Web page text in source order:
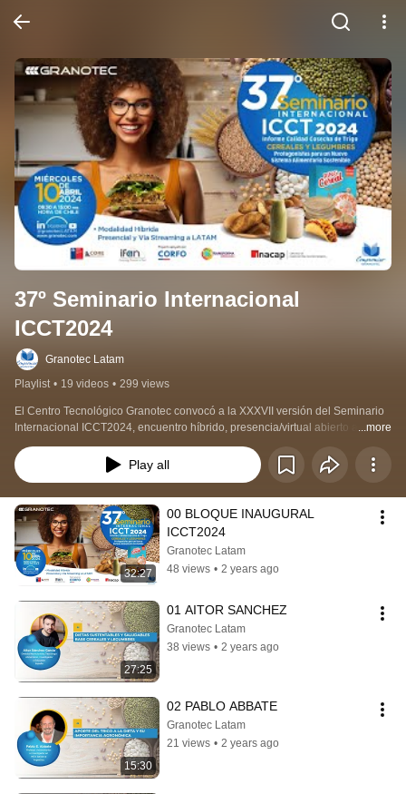
37º Seminario Internacional
ICCT2024
Granotec Latam
Playlist • 19 videos • 299 views
El Centro Tecnológico Granotec convocó a la XXXVII versión del Seminario
Internacional ICCT2024, encuentro híbrido, presencia/virtual abierto a los
participantes previamente inscritos, con exposiciones transmitidas on line  y
espacios de conversación.
...more
Play all
32:27
00 BLOQUE INAUGURAL
ICCT2024
Granotec Latam
48 views • 2 years ago
27:25
01 AITOR SANCHEZ
Granotec Latam
38 views • 2 years ago
15:30
02 PABLO ABBATE
Granotec Latam
21 views • 2 years ago